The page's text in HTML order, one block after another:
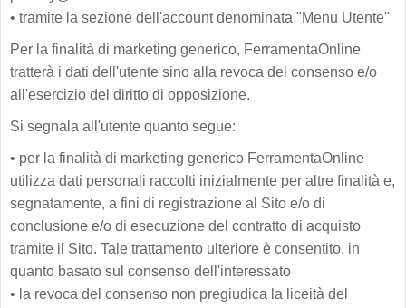
• tramite la sezione dell'account denominata "Menu Utente"
Per la finalità di marketing generico, FerramentaOnline
tratterà i dati dell'utente sino alla revoca del consenso e/o
all'esercizio del diritto di opposizione.
Si segnala all'utente quanto segue:
• per la finalità di marketing generico FerramentaOnline
utilizza dati personali raccolti inizialmente per altre finalità e,
segnatamente, a fini di registrazione al Sito e/o di
conclusione e/o di esecuzione del contratto di acquisto
tramite il Sito. Tale trattamento ulteriore è consentito, in
quanto basato sul consenso dell'interessato
• la revoca del consenso non pregiudica la liceità del